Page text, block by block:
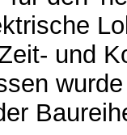
und